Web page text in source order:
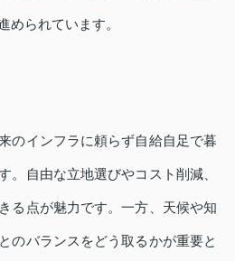
められています。
のインフラに頼らず自給自足で暮
。自由な立地選びやコスト削減、
る点が魅力です。一方、天候や知
のバランスをどう取るかが重要と